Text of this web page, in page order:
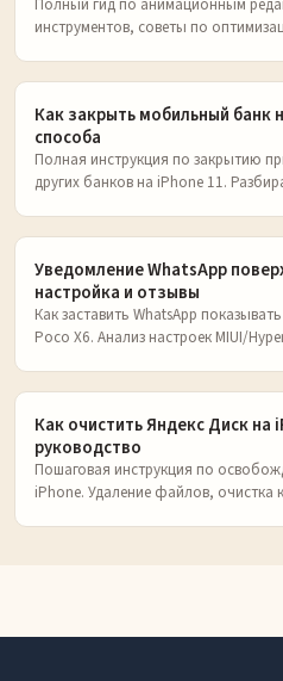
инструментов, советы по
Как закрыть мобильный банк
способа
Полная инструкция по закрытию
других банков на iPhone 11.
Уведомление WhatsApp
настройка и отзывы
Как заставить WhatsApp
Poco X6. Анализ настроек MIUI/
Как очистить Яндекс Диск на
руководство
Пошаговая инструкция по
iPhone. Удаление файлов, очистка